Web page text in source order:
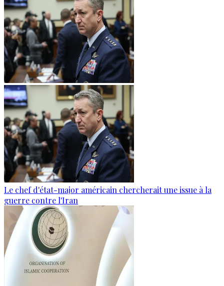
Le chef d'état-major américain chercherait une issue à la
guerre contre l'Iran